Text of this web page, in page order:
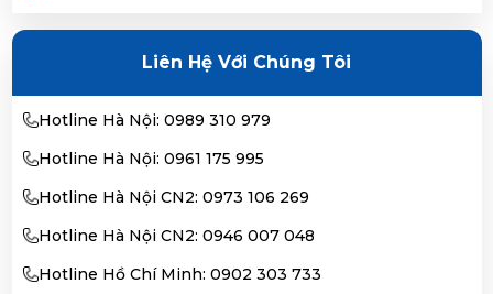
Liên Hệ Với Chúng Tôi
Hotline Hà Nội: 0989 310 979
Hotline Hà Nội: 0961 175 995
Hotline Hà Nội CN2: 0973 106 269
Hotline Hà Nội CN2: 0946 007 048
Hotline Hồ Chí Minh: 0902 303 733